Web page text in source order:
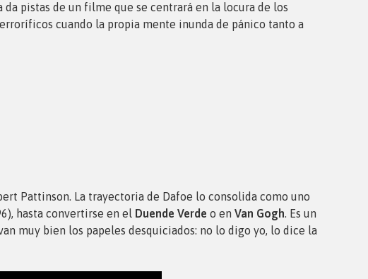
pistas de un filme que se centrará en la locura de los
cuando la propia mente inunda de pánico tanto a
Pattinson. La trayectoria de Dafoe lo consolida como uno
hasta convertirse en el Duende Verde o en Van Gogh. Es un
muy bien los papeles desquiciados: no lo digo yo, lo dice la